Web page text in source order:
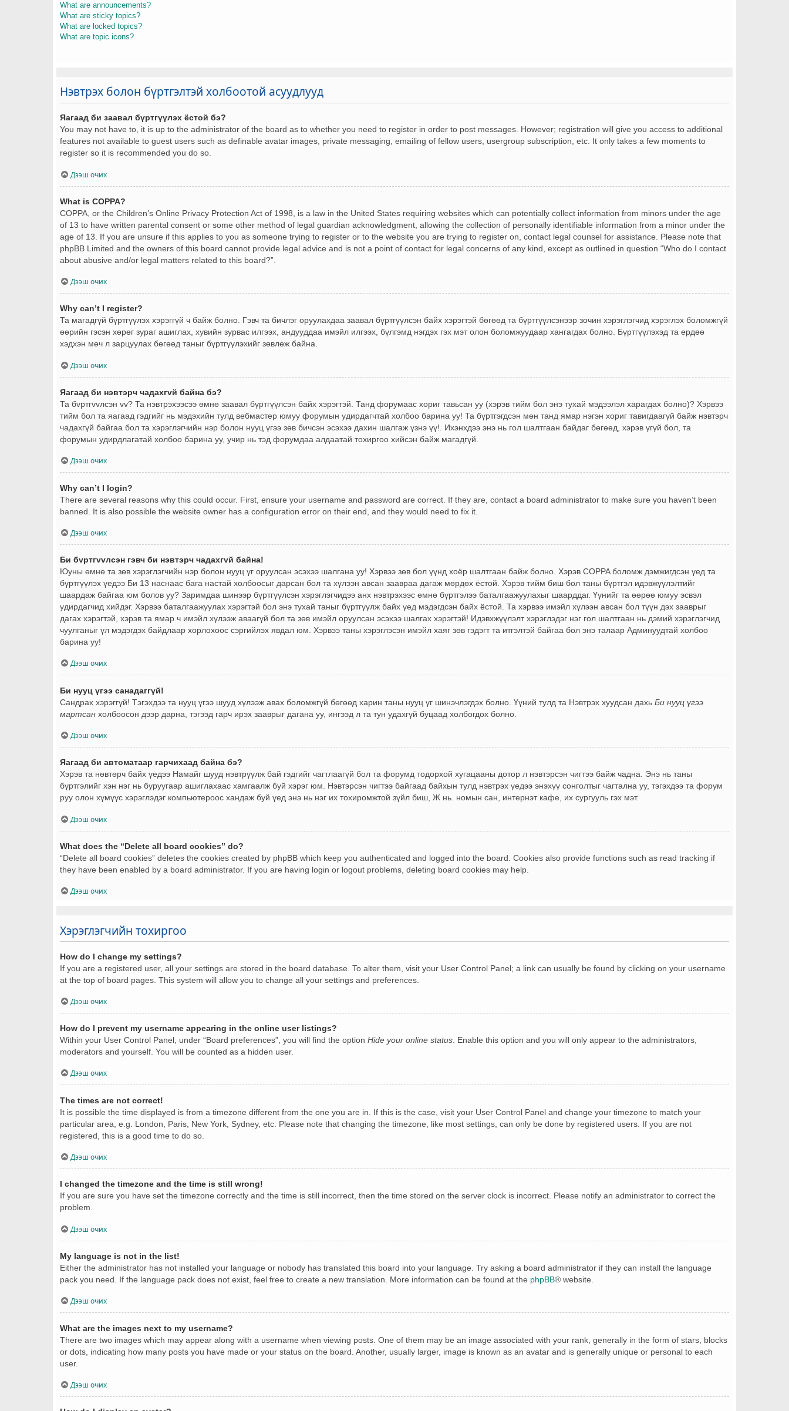
What are announcements?
What are sticky topics?
What are locked topics?
What are topic icons?
Нэвтрэх болон бүртгэлтэй холбоотой асуудлууд
Яагаад би заавал бүртгүүлэх ёстой бэ?
You may not have to, it is up to the administrator of the board as to whether you need to register in order to post messages. However; registration will give you access to additional
features not available to guest users such as definable avatar images, private messaging, emailing of fellow users, usergroup subscription, etc. It only takes a few moments to
register so it is recommended you do so.
Дээш очих
What is COPPA?
COPPA, or the Children’s Online Privacy Protection Act of 1998, is a law in the United States requiring websites which can potentially collect information from minors under the age
of 13 to have written parental consent or some other method of legal guardian acknowledgment, allowing the collection of personally identifiable information from a minor under the
age of 13. If you are unsure if this applies to you as someone trying to register or to the website you are trying to register on, contact legal counsel for assistance. Please note that
phpBB Limited and the owners of this board cannot provide legal advice and is not a point of contact for legal concerns of any kind, except as outlined in question “Who do I contact
about abusive and/or legal matters related to this board?”.
Дээш очих
Why can’t I register?
Та магадгүй бүртгүүлэх хэрэггүй ч байж болно. Гэвч та бичлэг оруулахдаа заавал бүртгүүлсэн байх хэрэгтэй бөгөөд та бүртгүүлсэнээр зочин хэрэглэгчид хэрэглэх боломжгүй
өөрийн гэсэн хөрөг зураг ашиглах, хувийн зурвас илгээх, андууддаа имэйл илгээх, бүлгэмд нэгдэх гэх мэт олон боломжуудаар хангагдах болно. Бүртгүүлэхэд та ердөө
хэдхэн мөч л зарцуулах бөгөөд таныг бүртгүүлэхийг зөвлөж байна.
Дээш очих
Яагаад би нэвтэрч чадахгvй байна бэ?
Та бvртгvvлсэн vv? Та нэвтрэхээсээ өмнө заавал бүртгүүлсэн байх хэрэгтэй. Танд форумаас хориг тавьсан уу (хэрэв тийм бол энэ тухай мэдээлэл харагдах болно)? Хэрвээ
тийм бол та яагаад гэдгийг нь мэдэхийн тулд вебмастер юмуу форумын удирдагчтай холбоо барина уу! Та бүртгэгдсэн мөн танд ямар нэгэн хориг тавигдаагүй байж нэвтэрч
чадахгүй байгаа бол та хэрэглэгчийн нэр болон нууц үгээ зөв бичсэн эсэхээ дахин шалгаж үзнэ үү!. Ихэнхдээ энэ нь гол шалтгаан байдаг бөгөөд, хэрэв үгүй бол, та
форумын удирдлагатай холбоо барина уу, учир нь тэд форумдаа алдаатай тохиргоо хийсэн байж магадгүй.
Дээш очих
Why can’t I login?
There are several reasons why this could occur. First, ensure your username and password are correct. If they are, contact a board administrator to make sure you haven’t been
banned. It is also possible the website owner has a configuration error on their end, and they would need to fix it.
Дээш очих
Би бvртгvvлсэн гэвч би нэвтэрч чадахгvй байна!
Юуны өмнө та зөв хэрэглэгчийн нэр болон нууц үг оруулсан эсэхээ шалгана уу! Хэрвээ зөв бол үүнд хоёр шалтгаан байж болно. Хэрэв COPPA боломж дэмжигдсэн үед та
бүртгүүлэх үедээ Би 13 наснаас бага настай холбоосыг дарсан бол та хүлээн авсан заавраа дагаж мөрдөх ёстой. Хэрэв тийм биш бол таны бүртгэл идэвжүүлэлтийг
шаардаж байгаа юм болов уу? Заримдаа шинээр бүртгүүлсэн хэрэглэгчидээ анх нэвтрэхээс өмнө бүртгэлээ баталгаажуулахыг шаарддаг. Үүнийг та өөрөө юмуу эсвэл
удирдагчид хийдэг. Хэрвээ баталгаажуулах хэрэгтэй бол энэ тухай таныг бүртгүүлж байх үед мэдэгдсэн байх ёстой. Та хэрвээ имэйл хүлээн авсан бол түүн дэх зааврыг
дагах хэрэгтэй, хэрэв та ямар ч имэйл хүлээж аваагүй бол та зөв имэйл оруулсан эсэхээ шалгах хэрэгтэй! Идэвхжүүлэлт хэрэглэдэг нэг гол шалтгаан нь дэмий хэрэглэгчид
чуулганыг үл мэдэгдэх байдлаар хорлохоос сэргийлэх явдал юм. Хэрвээ таны хэрэглэсэн имэйл хаяг зөв гэдэгт та итгэлтэй байгаа бол энэ талаар Админуудтай холбоо
барина уу!
Дээш очих
Би нууц үгээ санадаггүй!
Сандрах хэрэггүй! Тэгэхдээ та нууц үгээ шууд хүлээж авах боломжгүй бөгөөд харин таны нууц үг шинэчлэгдэх болно. Үүний тулд та Нэвтрэх хуудсан дахь Би нууц үгээ
мартсан холбоосон дээр дарна, тэгээд гарч ирэх зааврыг дагана уу, ингээд л та тун удахгүй буцаад холбогдох болно.
Дээш очих
Яагаад би автоматаар гарчихаад байна бэ?
Хэрэв та нөвтөрч байх үедээ Намайг шууд нэвтрүүлж бай гэдгийг чагтлаагүй бол та форумд тодорхой хугацааны дотор л нэвтэрсэн чигтээ байж чадна. Энэ нь таны
бүртгэлийг хэн нэг нь буруугаар ашиглахаас хамгаалж буй хэрэг юм. Нэвтэрсэн чигтээ байгаад байхын тулд нэвтрэх үедээ энэхүү сонголтыг чагтална уу, тэгэхдээ та форум
руу олон хүмүүс хэрэглэдэг компьютероос хандаж буй үед энэ нь нэг их тохиромжтой зүйл биш, Ж нь. номын сан, интернэт кафе, их сургууль гэх мэт.
Дээш очих
What does the “Delete all board cookies” do?
“Delete all board cookies” deletes the cookies created by phpBB which keep you authenticated and logged into the board. Cookies also provide functions such as read tracking if
they have been enabled by a board administrator. If you are having login or logout problems, deleting board cookies may help.
Дээш очих
Хэрэглэгчийн тохиргоо
How do I change my settings?
If you are a registered user, all your settings are stored in the board database. To alter them, visit your User Control Panel; a link can usually be found by clicking on your username
at the top of board pages. This system will allow you to change all your settings and preferences.
Дээш очих
How do I prevent my username appearing in the online user listings?
Within your User Control Panel, under “Board preferences”, you will find the option Hide your online status. Enable this option and you will only appear to the administrators,
moderators and yourself. You will be counted as a hidden user.
Дээш очих
The times are not correct!
It is possible the time displayed is from a timezone different from the one you are in. If this is the case, visit your User Control Panel and change your timezone to match your
particular area, e.g. London, Paris, New York, Sydney, etc. Please note that changing the timezone, like most settings, can only be done by registered users. If you are not
registered, this is a good time to do so.
Дээш очих
I changed the timezone and the time is still wrong!
If you are sure you have set the timezone correctly and the time is still incorrect, then the time stored on the server clock is incorrect. Please notify an administrator to correct the
problem.
Дээш очих
My language is not in the list!
Either the administrator has not installed your language or nobody has translated this board into your language. Try asking a board administrator if they can install the language
pack you need. If the language pack does not exist, feel free to create a new translation. More information can be found at the phpBB® website.
Дээш очих
What are the images next to my username?
There are two images which may appear along with a username when viewing posts. One of them may be an image associated with your rank, generally in the form of stars, blocks
or dots, indicating how many posts you have made or your status on the board. Another, usually larger, image is known as an avatar and is generally unique or personal to each
user.
Дээш очих